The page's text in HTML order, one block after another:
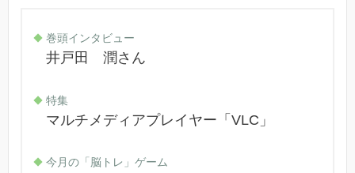
巻頭インタビュー
井戸田 潤さん
特集
マルチメディアプレイヤー「VLC」
今月の「脳トレ」ゲーム